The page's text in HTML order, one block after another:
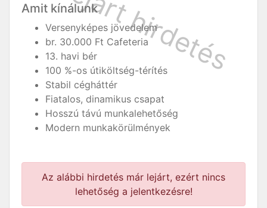
Amit kínálunk
Versenyképes jövedelem
br. 30.000 Ft Cafeteria
13. havi bér
100 %-os útiköltség-térítés
Stabil cégháttér
Fiatalos, dinamikus csapat
Hosszú távú munkalehetőség
Modern munkakörülmények
Az alábbi hirdetés már lejárt, ezért nincs
lehetőség a jelentkezésre!